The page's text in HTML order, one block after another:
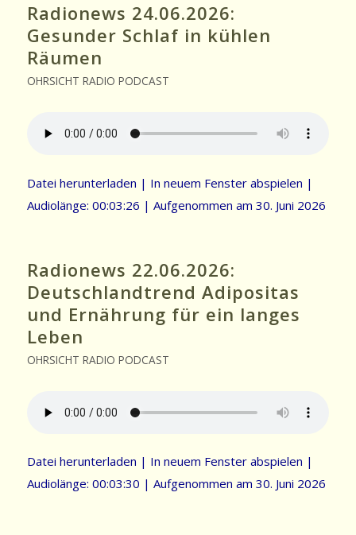
Radionews 24.06.2026:
Gesunder Schlaf in kühlen
Räumen
OHRSICHT RADIO PODCAST
Datei herunterladen | In neuem Fenster abspielen |
Audiolänge: 00:03:26 | Aufgenommen am 30. Juni 2026
Radionews 22.06.2026:
Deutschlandtrend Adipositas
und Ernährung für ein langes
Leben
OHRSICHT RADIO PODCAST
Datei herunterladen | In neuem Fenster abspielen |
Audiolänge: 00:03:30 | Aufgenommen am 30. Juni 2026